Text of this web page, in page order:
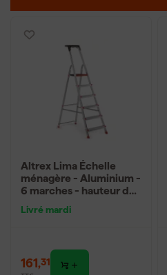
Altrex Lima Échelle
ménagère - Aluminium -
6 marches - hauteur de
Livré mardi
161,31